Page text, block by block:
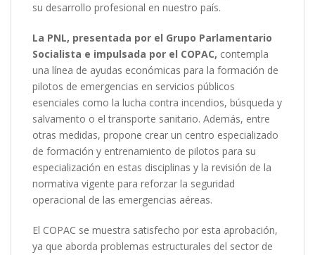
su desarrollo profesional en nuestro país.
La PNL, presentada por el Grupo Parlamentario
Socialista e impulsada por el COPAC, contempla
una línea de ayudas económicas para la formación de
pilotos de emergencias en servicios públicos
esenciales como la lucha contra incendios, búsqueda y
salvamento o el transporte sanitario. Además, entre
otras medidas, propone crear un centro especializado
de formación y entrenamiento de pilotos para su
especialización en estas disciplinas y la revisión de la
normativa vigente para reforzar la seguridad
operacional de las emergencias aéreas.
El COPAC se muestra satisfecho por esta aprobación,
ya que aborda problemas estructurales del sector de